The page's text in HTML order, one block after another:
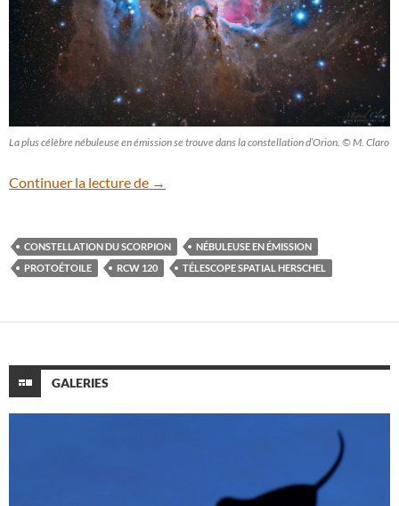
La plus célèbre nébuleuse en émission se trouve dans la constellation d’Orion. © M. Claro
Continuer la lecture de Cette nébuleuse nous cache une
→
CONSTELLATION DU SCORPION
NÉBULEUSE EN ÉMISSION
PROTOÉTOILE
RCW 120 TÉLESCOPE SPATIAL HERSCHEL
GALERIES